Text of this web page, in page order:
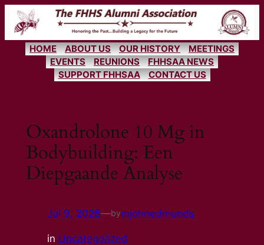
Skip
content
HOME ABOUT US OUR HISTORY
MEETINGS
EVENTS
REUNIONS
FHHSAA NEWS
SUPPORT FHHSAA
CONTACT US
Oxandrolone 10 Mg in
Bodybuilding: Een
Diepgaande Analyse
Jul 9, 2026—bymjohnedmunds
in Uncategorized